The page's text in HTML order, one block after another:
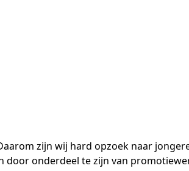
zijn wij hard opzoek naar
onderdeel te zijn van